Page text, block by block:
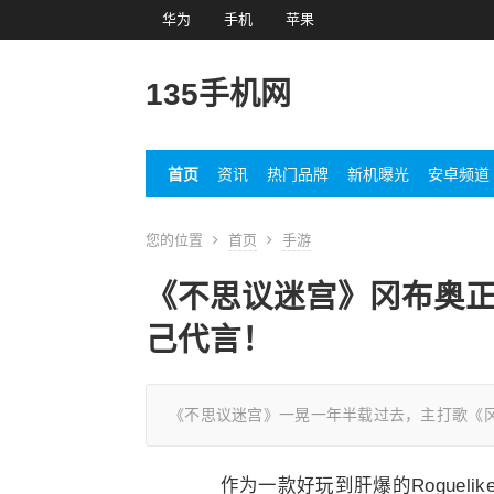
华为 手机 苹果
135手机网
首页 资讯 热门品牌 新机曝光 安卓频道
您的位置 首页 手游
《不思议迷宫》冈布奥
己代言！
《不思议迷宫》一晃一年半载过去，主打歌
作为一款好玩到肝爆的